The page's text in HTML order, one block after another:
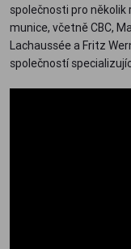
společnosti pro
munice, včetně CBC,
Lachaussée a Fritz
společností